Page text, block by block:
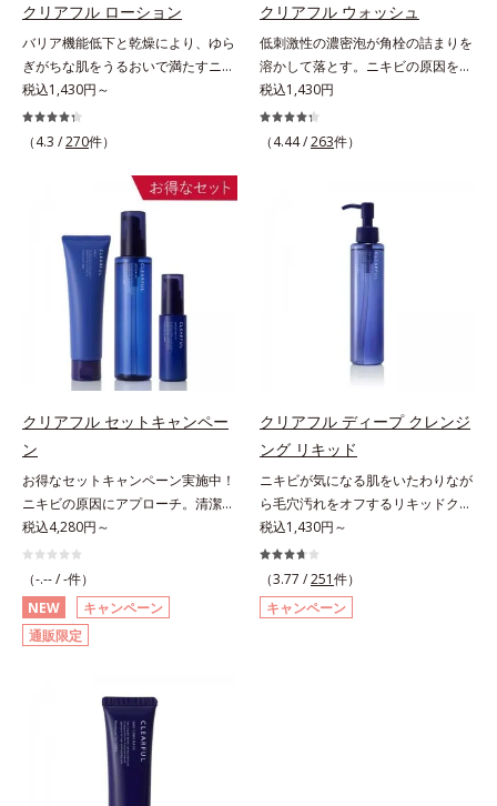
※敏感肌対象パッチテスト済（すべ
ての人に皮膚刺激がおきないという
わけではありません）※アレルギー
テスト済＝全ての方にアレルギーが
おきないということではありません
※ノンコメドジェニックテスト済＝
と）ができないというわけではあり
技術によって、高い浸透力(*2)と安
定性を実現。毛穴の目立ちをしっか
りケア(*3)して、ゆらぎやすいニキ
ビ肌を、みずみずしい清潔な垢抜け
肌(*4)へと導きます。たっぷりの保
湿成分で低刺激。敏感肌の方にもお
然ビタミンE、イノシット、フィチ
ン酸、ユズセラミド、スフィンゴ糖
脂質*2 角層内*3 うるおいによりキ
メを整えて毛穴を目立たなくする*4
方に皮膚刺激がおきないというわけ
テスト済（すべての人に皮膚刺激が
ん）※弱酸性
クリアフル ローション
バリア機能低下と乾燥により、ゆら
ぎがちな肌をうるおいで満たすニキ
ビ対策化粧水。「ニキビをくり返し
てしまう」「毛穴目立ちが気にな
る」「マスク生活であごや口まわり
に。くり返しニキビの根本原因「肌
のバリア機能の低下」と、肌悩み
「毛穴の目立ち」の両方にWでアプ
ローチする、薬用ニキビ対策スキン
ケアシリーズです。5種の和漢植物
由来成分とコラーゲンが肌をいたわ
りながらうるおいを与え、バリア機
能を維持。ニキビができにくい肌を
目指します。さらにビタミンC誘導
体をはじめとした5種の整肌成分
(*1)から成る「ナノVCショットカプ
から成分を放出する特殊技術によっ
て、高い浸透力(*2)と安定性を実
現。毛穴の目立ちをしっかりケア
(*3)して、ゆらぎやすいニキビ肌
を、みずみずしい清潔な垢抜け肌
(*4)へと導きます。たっぷりの保湿
成分で低刺激。敏感肌の方にもお使
いいただけます(*5)。*1 テトラ2-ヘ
キシルデカン酸アスコルビル、天然
酸、ユズセラミド、スフィンゴ糖脂
質*2 角層内*3 うるおいによりキメ
を整えて毛穴を目立たなくする*4
洗浄による汚れの除去*5 すべての
方に皮膚刺激がおきないというわけ
税込1,430円～
（4.3 /270件）
クリアフル ウォッシュ
低刺激性の濃密泡が角栓の詰まりを
溶かして落とす。ニキビの原因を残
さないクリアな肌に洗い上げる洗顔
料。「ニキビをくり返してしまう」
「毛穴目立ちが気になる」「マスク
ニキビの根本原因「肌のバリア機能
の低下」と、肌悩み「毛穴の目立
ち」の両方にWでアプローチする、
薬用ニキビ対策スキンケアシリーズ
ラーゲンが肌をいたわりながらうる
キビができにくい肌を目指します。
した5種の整肌成分(*1)から成る
「ナノVCショットカプセル」を配
合。カプセルが浸透してから成分を
放出する特殊技術によって、高い浸
透力(*2)と安定性を実現。毛穴の目
立ちをしっかりケア(*3)して、ゆら
ぎやすいニキビ肌を、みずみずしい
清潔な垢抜け肌(*4)へと導きます。
たっぷりの保湿成分で低刺激。敏感
税込1,430円
（4.44 /263件）
クリアフル セットキャンペー
ン
お得なセットキャンペーン実施中！
ニキビの原因にアプローチ。清潔な
垢抜け肌(*1)へ。「ニキビをくり返
してしまう」「毛穴目立ち(*2)が気
になる」「マスク生活であごや口ま
わりのニキビが気になる」というお
悩みに。くり返しニキビの根本原因
「肌のバリア機能の低下」と、肌悩
ンケアシリーズです。5種の和漢植
物由来成分とコラーゲンが肌をいた
わりながらうるおいを与え、バリア
機能を維持。ニキビができにくい肌
税込4,280円～
（-.-- / -件）
NEW
キャンペーン
通販限定
クリアフル ディープ クレンジ
ング リキッド
ニキビが気になる肌をいたわりなが
ら毛穴汚れをオフするリキッドクレ
ンジング。ニキビにお悩みの肌をい
たわりながら、メイクをしっかりオ
フするリキッドクレンジングです。
ファンデーション、ポイントメイク
などの個々の汚れに対応する洗浄成
税込1,430円～
（3.77 /251件）
キャンペーン